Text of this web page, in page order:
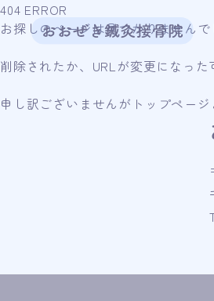
404 ERROR
お探しのページは見つかりませんで
削除されたか、URLが変更になった
申し訳ございませんがトップページ